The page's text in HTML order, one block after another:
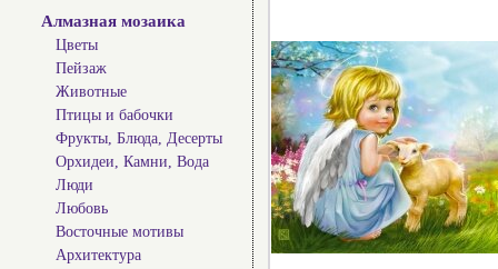
Алмазная мозаика
Цветы
Пейзаж
Животные
Птицы и бабочки
Фрукты, Блюда, Десерты
Орхидеи, Камни, Вода
Люди
Любовь
Восточные мотивы
Архитектура